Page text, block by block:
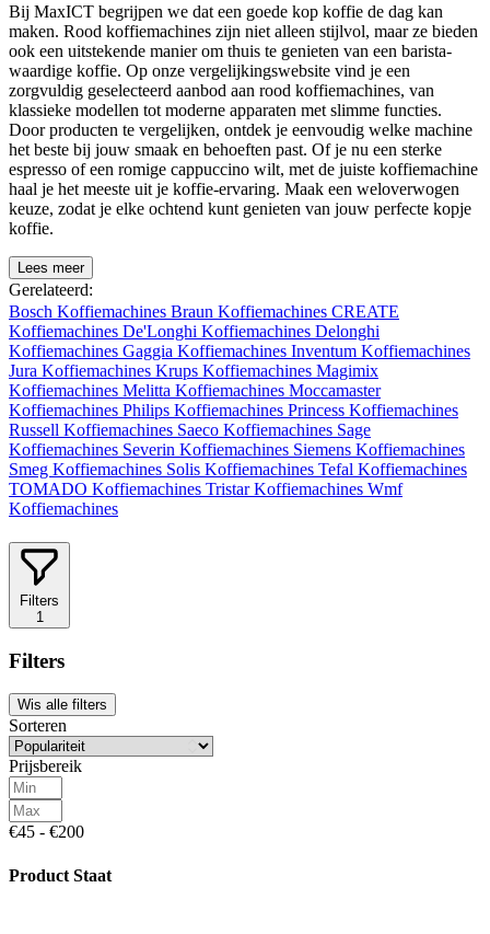
Bij MaxICT begrijpen we dat een goede kop koffie de dag kan
maken. Rood koffiemachines zijn niet alleen stijlvol, maar ze bieden
ook een uitstekende manier om thuis te genieten van een barista-
waardige koffie. Op onze vergelijkingswebsite vind je een
zorgvuldig geselecteerd aanbod aan rood koffiemachines, van
klassieke modellen tot moderne apparaten met slimme functies.
Door producten te vergelijken, ontdek je eenvoudig welke machine
het beste bij jouw smaak en behoeften past. Of je nu een sterke
espresso of een romige cappuccino wilt, met de juiste koffiemachine
haal je het meeste uit je koffie-ervaring. Maak een weloverwogen
keuze, zodat je elke ochtend kunt genieten van jouw perfecte kopje
koffie.
Lees meer
Gerelateerd:
Bosch Koffiemachines Braun Koffiemachines CREATE
Koffiemachines De'Longhi Koffiemachines Delonghi
Koffiemachines Gaggia Koffiemachines Inventum Koffiemachines
Jura Koffiemachines Krups Koffiemachines Magimix
Koffiemachines Melitta Koffiemachines Moccamaster
Koffiemachines Philips Koffiemachines Princess Koffiemachines
Russell Koffiemachines Saeco Koffiemachines Sage
Koffiemachines Severin Koffiemachines Siemens Koffiemachines
Smeg Koffiemachines Solis Koffiemachines Tefal Koffiemachines
TOMADO Koffiemachines Tristar Koffiemachines Wmf
Koffiemachines
Filters
1
Filters
Wis alle filters
Sorteren
Prijsbereik
€45 - €200
Product Staat